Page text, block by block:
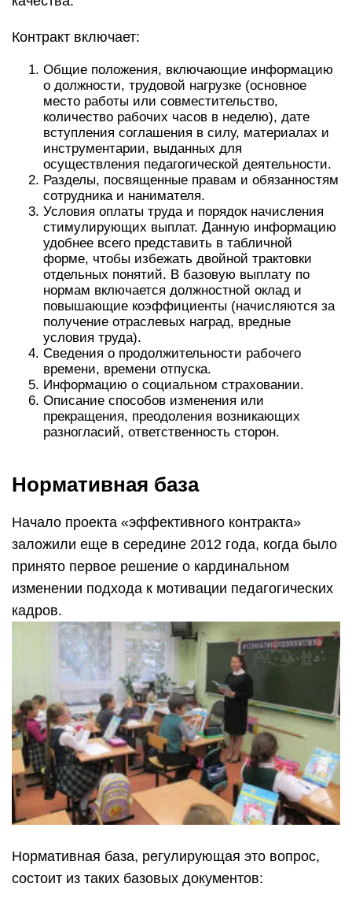
Контракт включает:
Общие положения, включающие информацию
о должности, трудовой нагрузке (основное
место работы или совместительство,
количество рабочих часов в неделю), дате
вступления соглашения в силу, материалах и
инструментарии, выданных для
осуществления педагогической деятельности.
Разделы, посвященные правам и обязанностям
сотрудника и нанимателя.
Условия оплаты труда и порядок начисления
стимулирующих выплат. Данную информацию
удобнее всего представить в табличной
форме, чтобы избежать двойной трактовки
отдельных понятий. В базовую выплату по
нормам включается должностной оклад и
повышающие коэффициенты (начисляются за
получение отраслевых наград, вредные
условия труда).
Сведения о продолжительности рабочего
времени, времени отпуска.
Информацию о социальном страховании.
Описание способов изменения или
прекращения, преодоления возникающих
разногласий, ответственность сторон.
Нормативная база
Начало проекта «эффективного контракта»
заложили еще в середине 2012 года, когда было
принято первое решение о кардинальном
изменении подхода к мотивации педагогических
кадров.
Нормативная база, регулирующая это вопрос,
состоит из таких базовых документов: